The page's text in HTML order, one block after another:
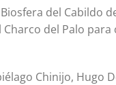
del Cabildo
del Palo
Chinijo, Hugo